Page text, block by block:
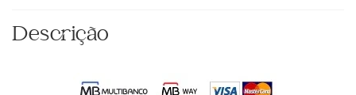
Descrição